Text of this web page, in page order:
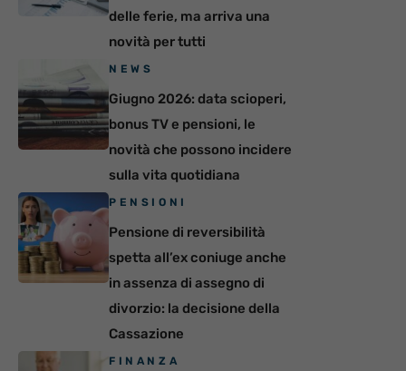
delle ferie, ma arriva una
novità per tutti
NEWS
Giugno 2026: data scioperi,
bonus TV e pensioni, le
novità che possono incidere
sulla vita quotidiana
PENSIONI
Pensione di reversibilità
spetta all’ex coniuge anche
in assenza di assegno di
divorzio: la decisione della
Cassazione
FINANZA